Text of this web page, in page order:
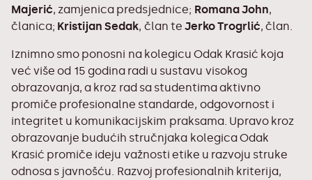
Majerić, zamjenica predsjednice; Romana John,
članica; Kristijan Sedak, član teJerko Trogrlić, član.
Iznimno smo ponosni na kolegicu Odak Krasić koja
već više od 15 godina radi u sustavu visokog
obrazovanja, a kroz rad sa studentima aktivno
promiče profesionalne standarde, odgovornost i
integritet u komunikacijskim praksama. Upravo kroz
obrazovanje budućih stručnjaka kolegica Odak
Krasić promiče ideju važnosti etike u razvoju struke
odnosa s javnošću. Razvoj profesionalnih kriterija,